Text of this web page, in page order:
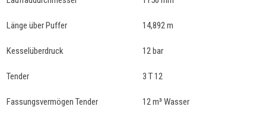
Länge über Puffer 14,892 m
Kesselüberdruck 12 bar
Tender 3 T 12
Fassungsvermögen Tender 12 m³ Wasser